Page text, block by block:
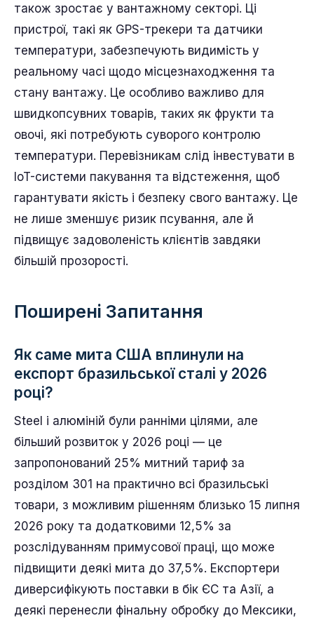
також зростає у вантажному секторі. Ці
пристрої, такі як GPS-трекери та датчики
температури, забезпечують видимість у
реальному часі щодо місцезнаходження та
стану вантажу. Це особливо важливо для
швидкопсувних товарів, таких як фрукти та
овочі, які потребують суворого контролю
температури. Перевізникам слід інвестувати в
IoT-системи пакування та відстеження, щоб
гарантувати якість і безпеку свого вантажу. Це
не лише зменшує ризик псування, але й
підвищує задоволеність клієнтів завдяки
більшій прозорості.
Поширені Запитання
Як саме мита США вплинули на
експорт бразильської сталі у 2026
році?
Steel і алюміній були ранніми цілями, але
більший розвиток у 2026 році — це
запропонований 25% митний тариф за
розділом 301 на практично всі бразильські
товари, з можливим рішенням близько 15 липня
2026 року та додатковими 12,5% за
розслідуванням примусової праці, що може
підвищити деякі мита до 37,5%. Експортери
диверсифікують поставки в бік ЄС та Азії, а
деякі перенесли фінальну обробку до Мексики,